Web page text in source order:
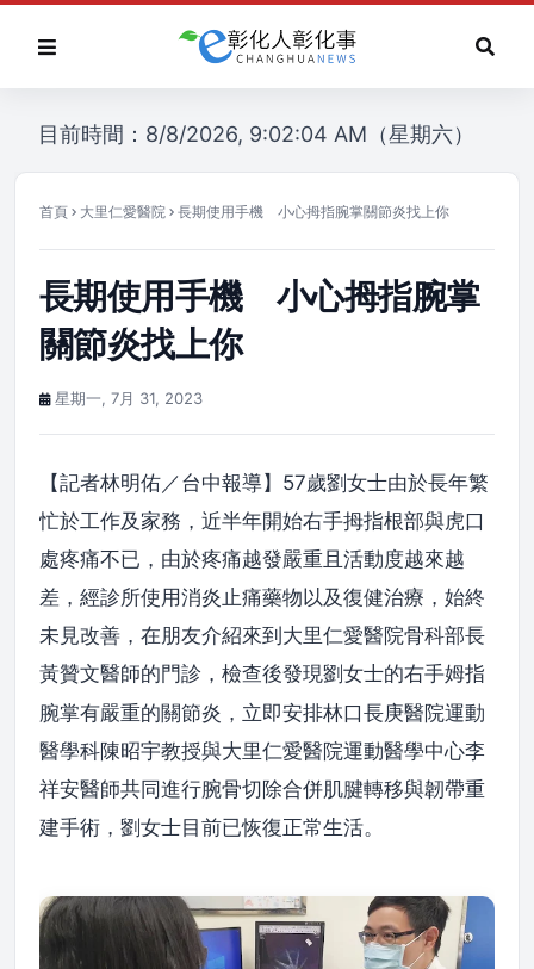
目前時間：8/8/2026, 9:02:04 AM（星期六）
首頁 大里仁愛醫院 長期使用手機 小心拇指腕掌關節炎找上你
長期使用手機 小心拇指腕掌
關節炎找上你
星期一, 7月 31, 2023
【記者林明佑／台中報導】57歲劉女士由於長年繁
忙於工作及家務，近半年開始右手拇指根部與虎口
處疼痛不已，由於疼痛越發嚴重且活動度越來越
差，經診所使用消炎止痛藥物以及復健治療，始終
未見改善，在朋友介紹來到大里仁愛醫院骨科部長
黃贊文醫師的門診 ， 檢查後發現劉女士的右手姆指
腕掌有嚴重的關節炎，立即安排林口長庚醫院運動
醫學科陳昭宇教授與大里仁愛醫院運動醫學中心李
祥安醫師共同進行腕骨切除合併肌腱轉移與韌帶重
建手術，劉女士目前已恢復正常生活。